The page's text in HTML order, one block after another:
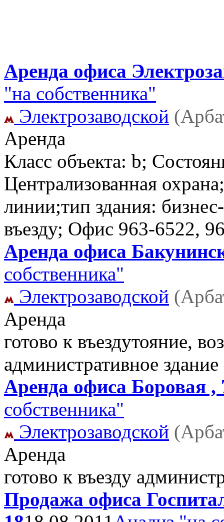
Аренда офиса
"на собственника"
Электрозаводской
Аренда
Класс объекта: b;
Централизованная
линии;тип здания:
въезду; Офис 963-6522,
Аренда офиса
собственника"
Электрозаводской
Аренда
готово к въездутояние,
административное здание
Аренда офиса Боровая ,
собственника"
Электрозаводской
Аренда
готово к въезду
Продажа офиса